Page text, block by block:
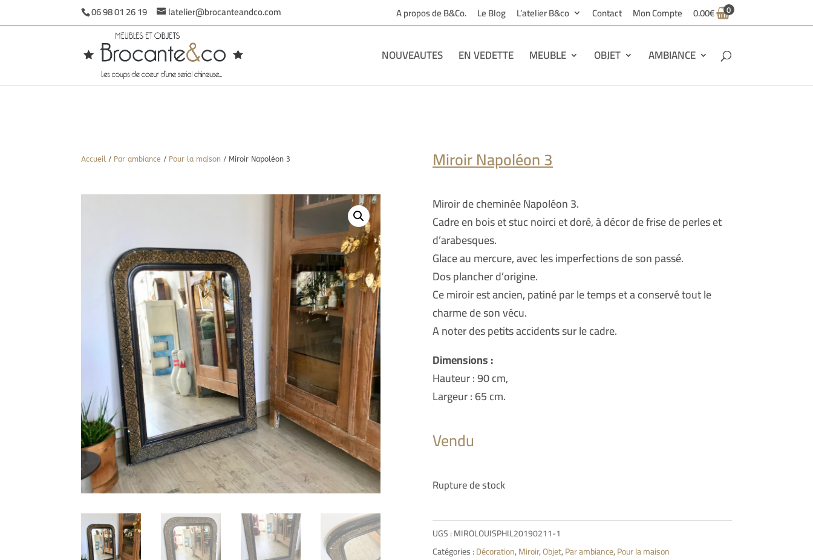
06 98 01 26 19 latelier@brocanteandco.com A propos de B&Co. Le Blog L’atelier B&co Contact Mon Compte 0.00€ 0
NOUVEAUTES EN VEDETTE MEUBLE OBJET AMBIANCE
Accueil / Par ambiance / Pour la maison / Miroir Napoléon 3 Miroir Napoléon 3
Miroir de cheminée Napoléon 3.
Cadre en bois et stuc noirci et doré, à décor de frise de perles et
d’arabesques.
Glace au mercure, avec les imperfections de son passé.
Dos plancher d’origine.
Ce miroir est ancien, patiné par le temps et a conservé tout le
charme de son vécu.
A noter des petits accidents sur le cadre.
Dimensions :
Hauteur : 90 cm,
Largeur : 65 cm.
Vendu
Rupture de stock
UGS :MIROLOUISPHIL20190211-1
Catégories :Décoration,Miroir,Objet,Par ambiance,Pour la maison